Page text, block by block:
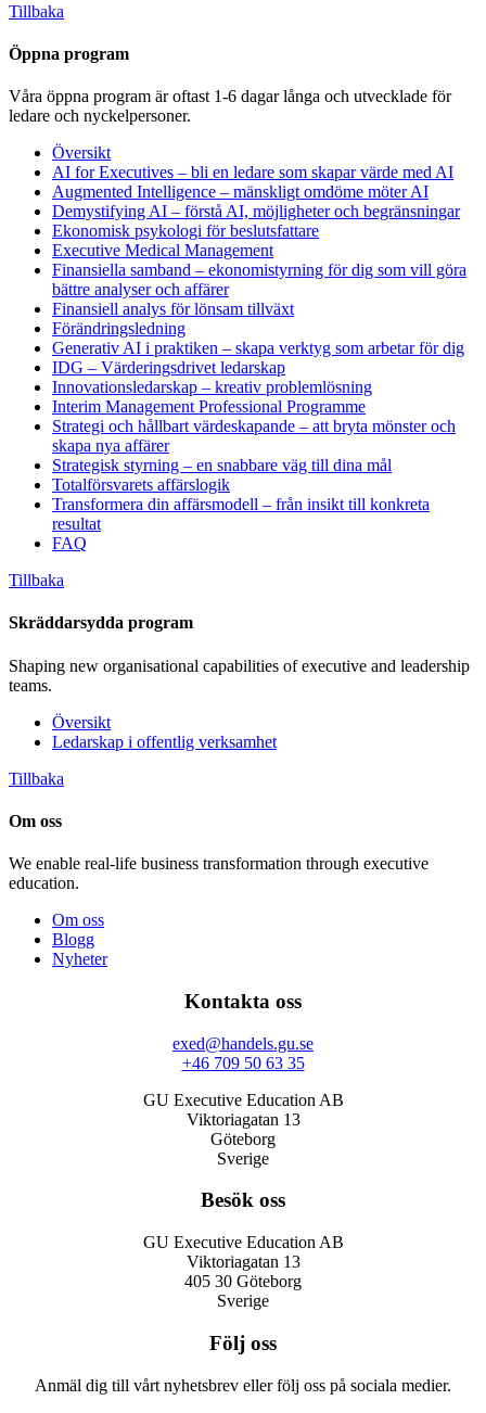
Tillbaka
Öppna program
Våra öppna program är oftast 1-6 dagar långa och utvecklade för
ledare och nyckelpersoner.
Översikt
AI for Executives – bli en ledare som skapar värde med AI
Augmented Intelligence – mänskligt omdöme möter AI
Demystifying AI – förstå AI, möjligheter och begränsningar
Ekonomisk psykologi för beslutsfattare
Executive Medical Management
Finansiella samband – ekonomistyrning för dig som vill göra
bättre analyser och affärer
Finansiell analys för lönsam tillväxt
Förändringsledning
Generativ AI i praktiken – skapa verktyg som arbetar för dig
IDG – Värderingsdrivet ledarskap
Innovationsledarskap – kreativ problemlösning
Interim Management Professional Programme
Strategi och hållbart värdeskapande – att bryta mönster och
skapa nya affärer
Strategisk styrning – en snabbare väg till dina mål
Totalförsvarets affärslogik
Transformera din affärsmodell – från insikt till konkreta
resultat
FAQ
Tillbaka
Skräddarsydda program
Shaping new organisational capabilities of executive and leadership
teams.
Översikt
Ledarskap i offentlig verksamhet
Tillbaka
Om oss
We enable real-life business transformation through executive
education.
Om oss
Blogg
Nyheter
Kontakta oss
exed@handels.gu.se
+46 709 50 63 35
GU Executive Education AB
Viktoriagatan 13
Göteborg
Sverige
Besök oss
GU Executive Education AB
Viktoriagatan 13
405 30 Göteborg
Sverige
Följ oss
Anmäl dig till vårt nyhetsbrev eller följ oss på sociala medier.